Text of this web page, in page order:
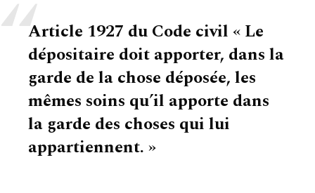
Article 1927 du Code civil « Le
dépositaire doit apporter, dans la
garde de la chose déposée, les
mêmes soins qu’il apporte dans
la garde des choses qui lui
appartiennent. »